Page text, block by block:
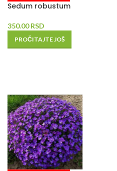
Sedum robustum
350.00RSD
PROČITAJTE JOŠ